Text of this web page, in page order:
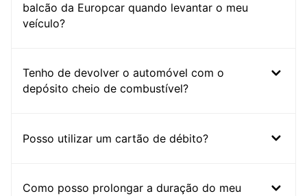
balcão da Europcar quando levantar o meu
veículo?
Tenho de devolver o automóvel com o
depósito cheio de combustível?
Posso utilizar um cartão de débito?
Como posso prolongar a duração do meu